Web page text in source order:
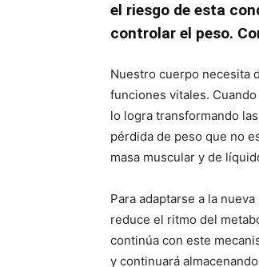
el riesgo de esta
controlar el peso.
Nuestro cuerpo necesita
funciones vitales.
lo logra transformando
pérdida de peso que no
masa muscular y de
Para adaptarse a la
reduce el ritmo del
continúa con este
y continuará